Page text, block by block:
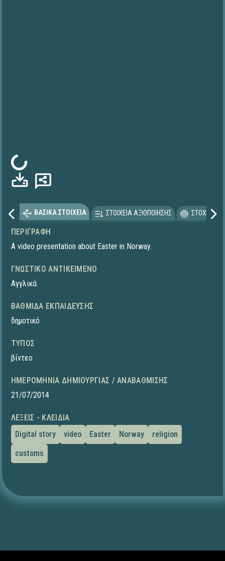
Φόρτωση...
ΒΑΣΙΚΑ ΣΤΟΙΧΕΙΑ ΣΤΟΙΧΕΙΑ ΑΞΙΟΠΟΙΗΣΗΣ
ΠΕΡΙΓΡΑΦΉ
A video presentation about Easter in Norway.
ΓΝΩΣΤΙΚΌ ΑΝΤΙΚΕΊΜΕΝΟ
Αγγλικά
ΒΑΘΜΊΔΑ ΕΚΠΑΊΔΕΥΣΗΣ
δημοτικό
ΤΎΠΟΣ
βίντεο
ΗΜΕΡΟΜΗΝΊΑ ΔΗΜΙΟΥΡΓΊΑΣ / ΑΝΑΒΆΘΜΙΣΗΣ
21/07/2014
ΛΈΞΕΙΣ - ΚΛΕΙΔΙΆ
Digital story
video Easter Norway
religion
customs